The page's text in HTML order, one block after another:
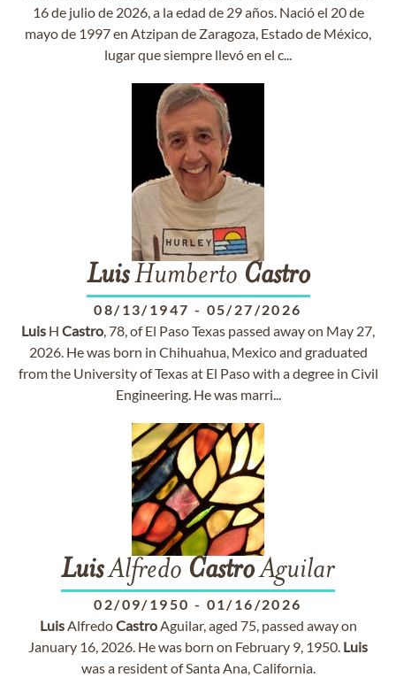
16 de julio de 2026, a la edad de 29 años. Nació el 20 de
mayo de 1997 en Atzipan de Zaragoza, Estado de México,
lugar que siempre llevó en el c...
LuisHumberto Castro
08/13/1947 - 05/27/2026
Luis H Castro, 78, of El Paso Texas passed away on May 27,
2026. He was born in Chihuahua, Mexico and graduated
from the University of Texas at El Paso with a degree in Civil
Engineering. He was marri...
LuisAlfredo CastroAguilar
02/09/1950 - 01/16/2026
LuisAlfredoCastroAguilar, aged 75, passed away on
January 16, 2026. He was born on February 9, 1950. Luis
was a resident of Santa Ana, California.